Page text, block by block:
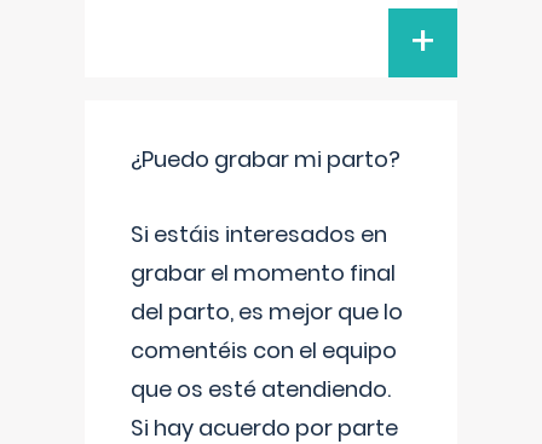
+
¿Puedo grabar mi parto?
Si estáis interesados en
grabar el momento final
del parto, es mejor que lo
comentéis con el equipo
que os esté atendiendo.
Si hay acuerdo por parte